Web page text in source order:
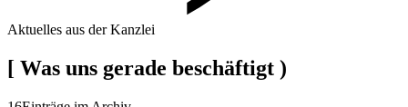
Aktuelles aus der Kanzlei
[ Was uns gerade beschäftigt )